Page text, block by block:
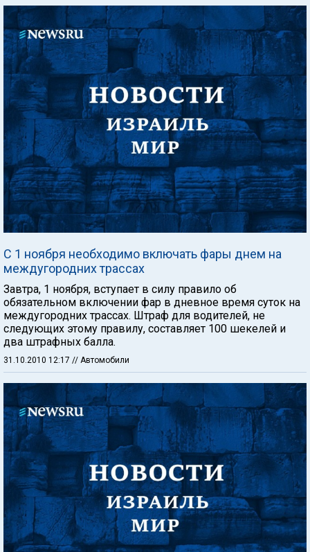
С 1 ноября необходимо включать фары днем на
междугородних трассах
Завтра, 1 ноября, вступает в силу правило об
обязательном включении фар в дневное время суток на
междугородних трассах. Штраф для водителей, не
следующих этому правилу, составляет 100 шекелей и
два штрафных балла.
31.10.2010 12:17 // Автомобили